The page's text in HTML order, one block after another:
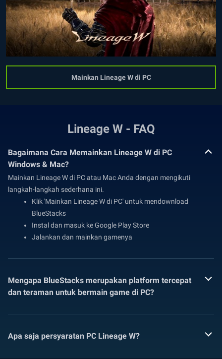
Mainkan Lineage W di PC
Lineage W - FAQ
Bagaimana Cara Memainkan Lineage W di PC
Windows & Mac?
Mainkan Lineage W di PC atau Mac Anda dengan mengikuti
langkah-langkah sederhana ini.
Klik 'Mainkan Lineage W di PC' untuk mendownload
BlueStacks
Instal dan masuk ke Google Play Store
Jalankan dan mainkan gamenya
Mengapa BlueStacks merupakan platform tercepat
dan teraman untuk bermain game di PC?
Apa saja persyaratan PC Lineage W?